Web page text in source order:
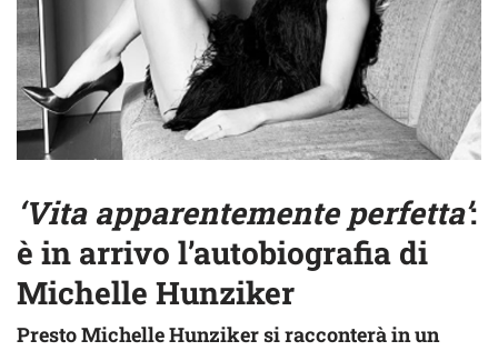
‘Vita apparentemente perfetta’:
è in arrivo l’autobiografia di
Michelle Hunziker
Presto Michelle Hunziker si racconterà in un